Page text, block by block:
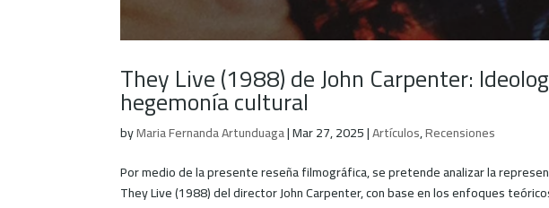
They Live (1988) de John Carpenter:
hegemonía cultural
byMaria Fernanda Artunduaga|Mar 27, 2025|Artículos,Recensiones
Por medio de la presente reseña filmográfica, se pretende analizar la
They Live (1988) del director John Carpenter, con base en los enfoques